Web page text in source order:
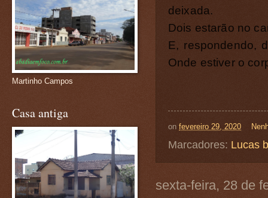
deixada.
Dois estarão no
E, respondendo,
Onde estiver o
on fevereiro 29, 2020
Marcadores: Lucas
sexta-feira, 28 de
Martinho Campos
Casa antiga